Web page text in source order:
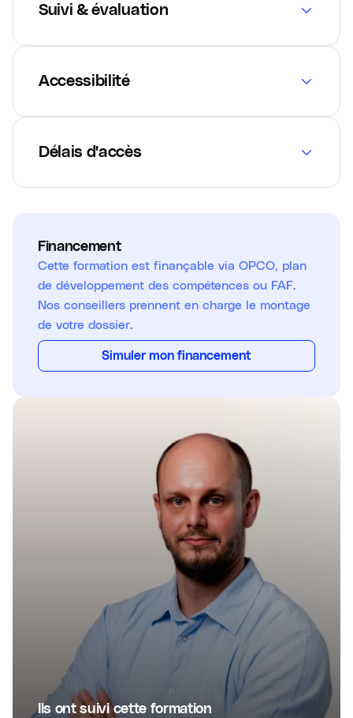
Suivi & évaluation
Accessibilité
Délais d'accès
Financement
Cette formation est finançable via OPCO, plan
de développement des compétences ou FAF.
Nos conseillers prennent en charge le montage
de votre dossier.
Simuler mon financement
Ils ont suivi cette formation